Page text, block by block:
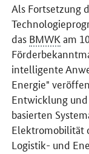
Als Fortsetzung
das BMWK am
intelligente
Energie"
Entwicklung
basierten
Elektromobilität
Logistik- und